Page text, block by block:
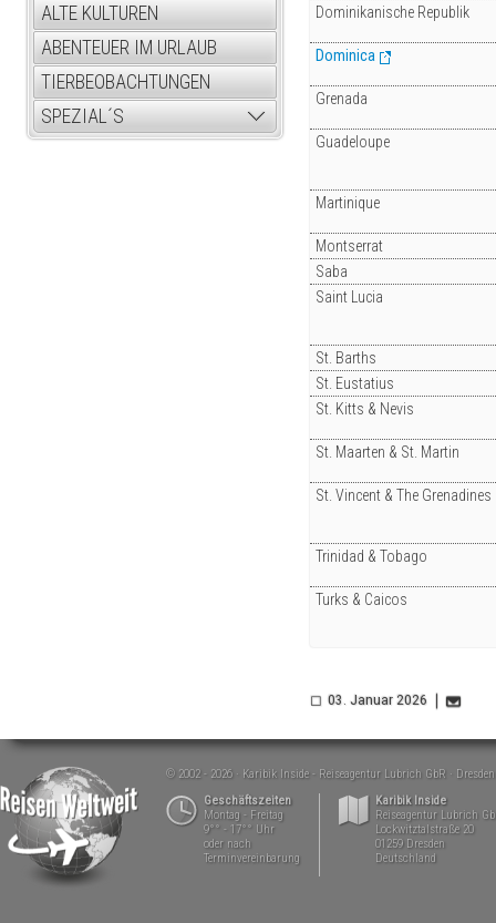
ALTE KULTUREN
ABENTEUER IM URLAUB
TIERBEOBACHTUNGEN
SPEZIAL´S
Dominikanische Republik
Dominica
Grenada
Guadeloupe
Martinique
Montserrat
Saba
Saint Lucia
St. Barths
St. Eustatius
St. Kitts & Nevis
St. Maarten & St. Martin
St. Vincent & The Grenadines
Trinidad & Tobago
Turks & Caicos
03. Januar 2026
© 2002 - 2026 Karibik Inside - Reiseagentur Lubrich GbR
Dresden
Geschäftszeiten
Montag - Freitag
9°° - 17°° Uhr
oder nach
Terminvereinbarung
Karibik Inside
Reiseagentur Lubrich
Lockwitztalstraße 20
01259 Dresden
Deutschland